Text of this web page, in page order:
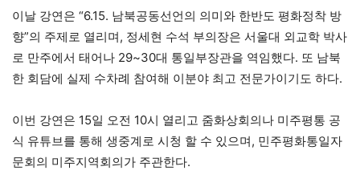
이날 강연은 “6.15. 남북공동선언의 의미와 한반도 평화정착 방
향”의 주제로 열리며, 정세현 수석 부의장은 서울대 외교학 박사
로 만주에서 태어나 29~30대 통일부장관을 역임했다. 또 남북
한 회담에 실제 수차례 참여해 이분야 최고 전문가이기도 하다.
이번 강연은 15일 오전 10시 열리고 줌화상회의나 미주평통 공
식 유튜브를 통해 생중계로 시청 할 수 있으며, 민주평화통일자
문회의 미주지역회의가 주관한다.